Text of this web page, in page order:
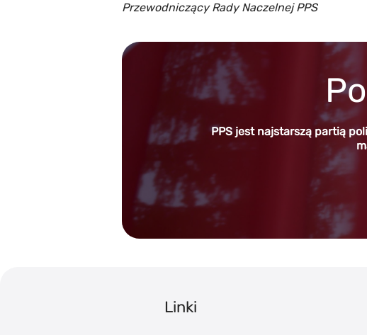
Przewodniczący Rady Naczelnej PPS
PPS jest najstarszą partią
Linki